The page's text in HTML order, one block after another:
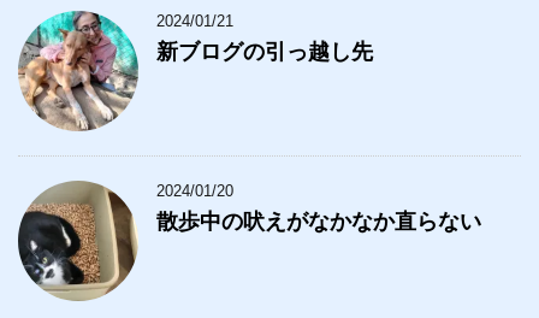
2024/01/21
新ブログの引っ越し先
2024/01/20
散歩中の吠えがなかなか直らない